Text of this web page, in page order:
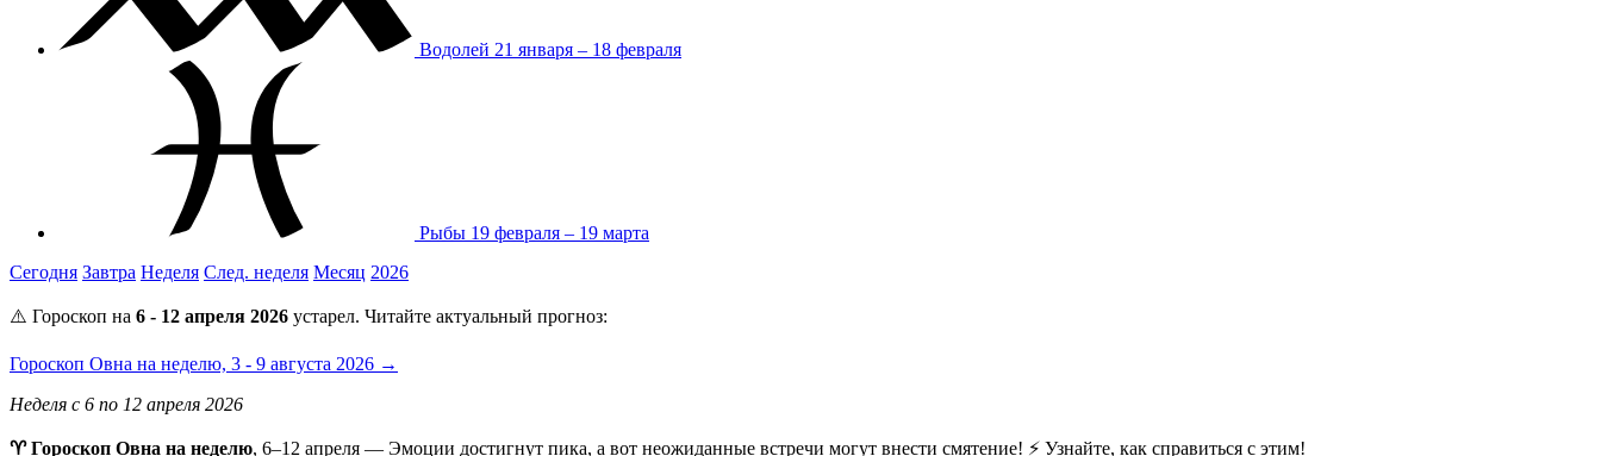
Водолей 21 января – 18 февраля
Рыбы 19 февраля – 19 марта
Сегодня Завтра Неделя След. неделя Месяц 2026
⚠️ Гороскоп на 6 - 12 апреля 2026 устарел. Читайте актуальный прогноз:
Гороскоп Овна на неделю, 3 - 9 августа 2026 →
Неделя с 6 по 12 апреля 2026
♈ Гороскоп Овна на неделю, 6–12 апреля — Эмоции достигнут пика, а вот неожиданные встречи могут внести смятение! ⚡ Узнайте, как справиться с этим!